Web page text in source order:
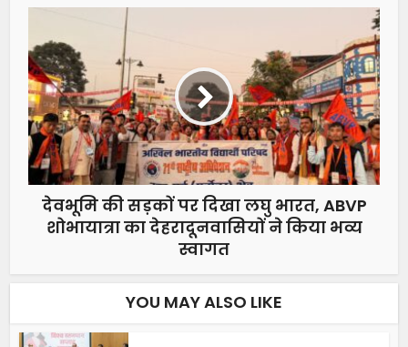
देवभूमि की सड़कों पर दिखा लघु भारत, ABVP
शोभायात्रा का देहरादूनवासियों ने किया भव्य
स्वागत
YOU MAY ALSO LIKE